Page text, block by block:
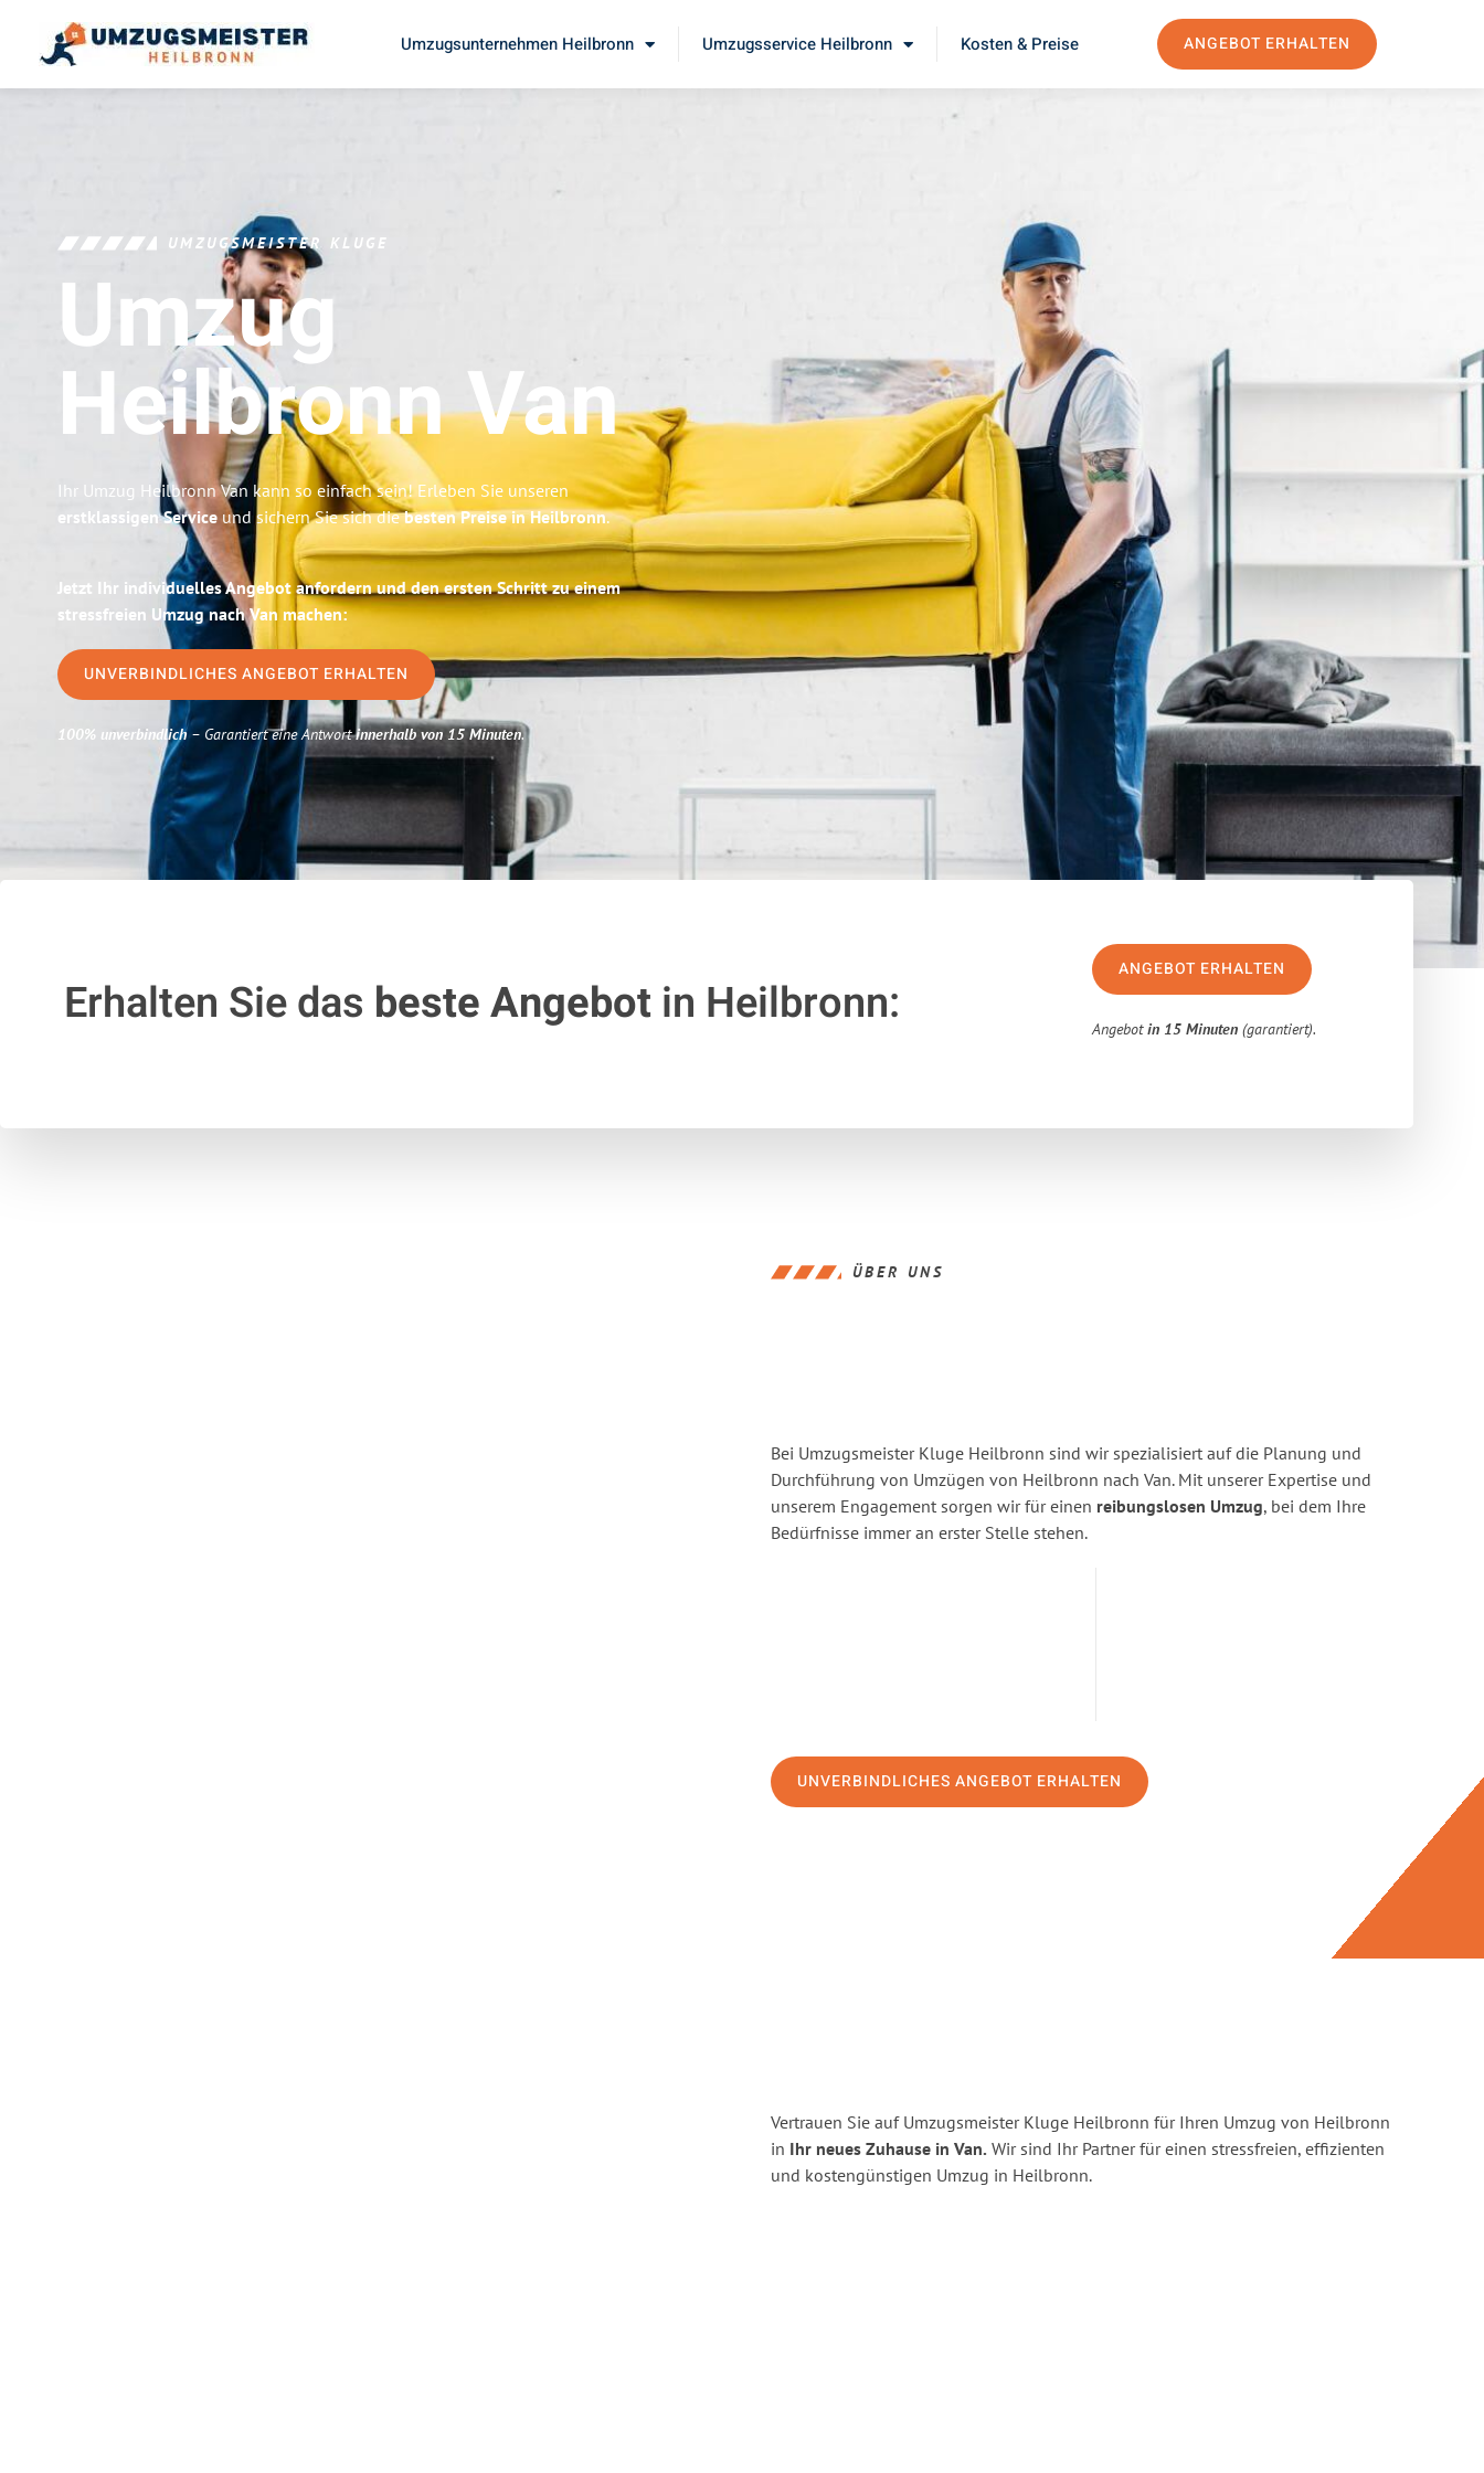
Umzugsunternehmen Heilbronn Umzugsservice Heilbronn Kosten & Preise ANGEBOT ERHALTEN
UMZUGSMEISTER KLUGE
Umzug
HeilbronnVan
Ihr Umzug Heilbronn Van kann so einfach sein! Erleben Sie unseren
erstklassigen Service und sichern Sie sich diebesten Preise in Heilbronn.
Jetzt Ihr individuelles Angebot anfordern und den ersten Schritt zu einem
stressfreien Umzug nach Van machen:
UNVERBINDLICHES ANGEBOT ERHALTEN
100% unverbindlich– Garantiert eine Antwortinnerhalb von 15 Minuten.
Erhalten Sie das beste Angebotin Heilbronn:
ANGEBOT ERHALTEN
Angebotin 15 Minuten (garantiert).
ÜBER UNS
Bei Umzugsmeister Kluge Heilbronn sind wir spezialisiert auf die Planung und
Durchführung von Umzügen von Heilbronn nach Van. Mit unserer Expertise und
unserem Engagement sorgen wir für einen reibungslosen Umzug, bei dem Ihre
Bedürfnisse immer an erster Stelle stehen.
UNVERBINDLICHES ANGEBOT ERHALTEN
Vertrauen Sie auf Umzugsmeister Kluge Heilbronn für Ihren Umzug von Heilbronn
in Ihr neues Zuhause in Van. Wir sind Ihr Partner für einen stressfreien, effizienten
und kostengünstigen Umzug in Heilbronn.